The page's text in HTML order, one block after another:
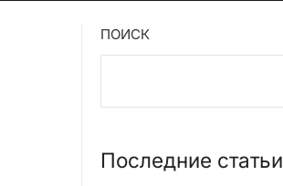
ПОИСК
Последние статьи